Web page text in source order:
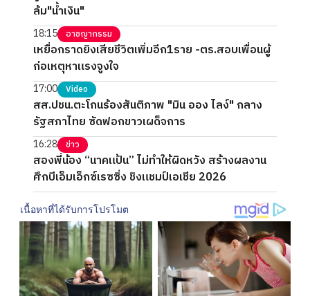
ล้ม"น้ำเงิน"
18:15 อาชญากรรม
เหยื่อกราดยิงเสียชีวิตเพิ่มอีก1ราย -ตร.สอบเพื่อนผู้
ก่อเหตุหาแรงจูงใจ
17:00 Video
สส.ปชน.ตะโกนร้องสันติภาพ "มิน ออง ไลง์" กลาง
รัฐสภาไทย ซัดฟอกขาวเผด็จการ
16:28 ข่าว
สองพี่น้อง “นาคแป้น” ไม่ทำให้ผิดหวัง สร้างผลงาน
ศึกบีเอ็มเอ็กซ์เรซซิ่ง ชิงแชมป์เอเชีย 2026